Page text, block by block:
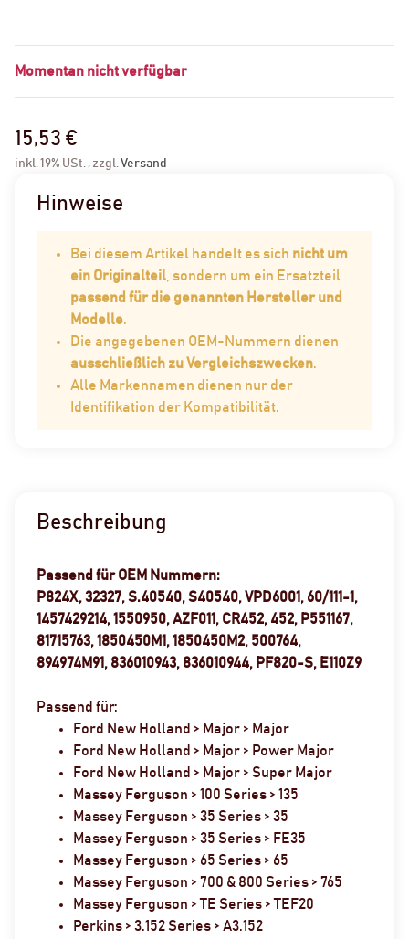
Momentan nicht verfügbar
15,53 €
inkl. 19% USt. , zzgl. Versand
Hinweise
Bei diesem Artikel handelt es sich nicht um
ein Originalteil , sondern um ein Ersatzteil
passend für die genannten Hersteller und
Modelle.
Die angegebenen OEM-Nummern dienen
ausschließlich zu Vergleichszwecken.
Alle Markennamen dienen nur der
Identifikation der Kompatibilität.
Beschreibung
Passend für OEM Nummern:
P824X, 32327, S.40540, S40540, VPD6001, 60/111-1,
1457429214, 1550950, AZF011, CR452, 452, P551167,
81715763, 1850450M1, 1850450M2, 500764,
894974M91, 836010943, 836010944, PF820-S, E110Z9
Passend für:
Ford New Holland > Major > Major
Ford New Holland > Major > Power Major
Ford New Holland > Major > Super Major
Massey Ferguson > 100 Series > 135
Massey Ferguson > 35 Series > 35
Massey Ferguson > 35 Series > FE35
Massey Ferguson > 65 Series > 65
Massey Ferguson > 700 & 800 Series > 765
Massey Ferguson > TE Series > TEF20
Perkins > 3.152 Series > A3.152